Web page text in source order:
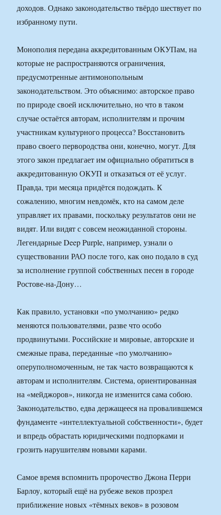
доходов. Однако законодательство твёрдо шествует по
избранному пути.
Монополия передана аккредитованным ОКУПам, на
которые не распространяются ограничения,
предусмотренные антимонопольным
законодательством. Это объяснимо: авторское право
по природе своей исключительно, но что в таком
случае остаётся авторам, исполнителям и прочим
участникам культурного процесса? Восстановить
право своего первородства они, конечно, могут. Для
этого закон предлагает им официально обратиться в
аккредитованную ОКУП и отказаться от её услуг.
Правда, три месяца придётся подождать. К
сожалению, многим невдомёк, кто на самом деле
управляет их правами, поскольку результатов они не
видят. Или видят с совсем неожиданной стороны.
Легендарные Deep Purple, например, узнали о
существовании РАО после того, как оно подало в суд
за исполнение группой собственных песен в городе
Ростове-на-Дону…
Как правило, установки «по умолчанию» редко
меняются пользователями, разве что особо
продвинутыми. Российские и мировые, авторские и
смежные права, переданные «по умолчанию»
оперуполномоченным, не так часто возвращаются к
авторам и исполнителям. Система, ориентированная
на «мейджоров», никогда не изменится сама собою.
Законодательство, едва держащееся на провалившемся
фундаменте «интеллектуальной собственности», будет
и впредь обрастать юридическими подпорками и
грозить нарушителям новыми карами.
Самое время вспомнить пророчество Джона Перри
Барлоу, который ещё на рубеже веков прозрел
приближение новых «тёмных веков» в розовом